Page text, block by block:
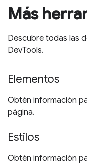
Más
Descubre todas las
DevTools.
Elementos
Obtén información
página.
Estilos
Obtén información